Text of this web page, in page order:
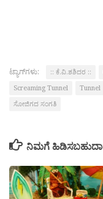
ಟ್ಯಾಗ್‌ಗಳು: :: ಕೆ.ವಿ.ಶಶಿದರ ::
Screaming Tunnel
Tunnel
ಸೋಜಿಗದ ಸಂಗತಿ
ನಿಮಗೆ